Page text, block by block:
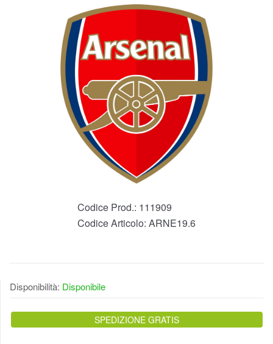
Codice Prod.: 111909
Codice Articolo: ARNE19.6
Disponibilità: Disponibile
SPEDIZIONE GRATIS